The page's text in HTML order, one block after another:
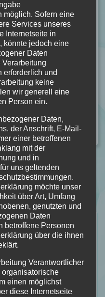
aus Feuer und Asche – der
Wahl. Ihr Wort bindet sie.
ihr will, weiß sie nicht. Doch
zu kennen und hat sie in
in sein Reich folgen. Die
brennt, macht ihre Aufgabe
weiterlesen
Kommentare: 0
möglich. Sofern eine
Services unseres
Internetseite in
könnte jedoch eine
Daten
erforderlich und
keine
wir generell eine
Person ein.
Daten,
der Anschrift, E-Mail-
einer betroffenen
mit der
und in
uns geltenden
möchte unser
über Art, Umfang
genutzten und
Daten
betroffene Personen
über die ihnen
Verantwortlicher
einen möglichst
diese Internetseite